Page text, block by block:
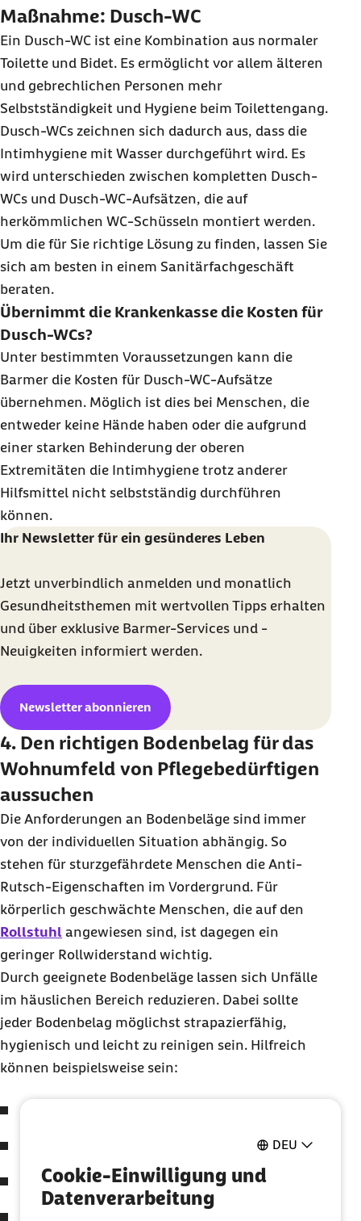
DEU
Cookie-Einwilligung und
Datenverarbeitung
Maßnahme: Dusch-WC
Ein Dusch-WC ist eine Kombination aus normaler
Toilette und Bidet. Es ermöglicht vor allem älteren
und gebrechlichen Personen mehr
Selbstständigkeit und Hygiene beim Toilettengang.
Dusch-WCs zeichnen sich dadurch aus, dass die
Intimhygiene mit Wasser durchgeführt wird. Es
wird unterschieden zwischen kompletten Dusch-
WCs und Dusch-WC-Aufsätzen, die auf
herkömmlichen WC-Schüsseln montiert werden.
Um die für Sie richtige Lösung zu finden, lassen Sie
sich am besten in einem Sanitärfachgeschäft
beraten.
Übernimmt die Krankenkasse die Kosten für
Dusch-WCs?
Unter bestimmten Voraussetzungen kann die
Barmer die Kosten für Dusch-WC-Aufsätze
übernehmen. Möglich ist dies bei Menschen, die
entweder keine Hände haben oder die aufgrund
einer starken Behinderung der oberen
Extremitäten die Intimhygiene trotz anderer
Hilfsmittel nicht selbstständig durchführen
können.
Ihr Newsletter für ein gesünderes Leben
Jetzt unverbindlich anmelden und monatlich
Gesundheitsthemen mit wertvollen Tipps erhalten
und über exklusive Barmer-Services und -
Neuigkeiten informiert werden.
Newsletter abonnieren
4. Den richtigen Bodenbelag für das
Wohnumfeld von Pflegebedürftigen
aussuchen
Die Anforderungen an Bodenbeläge sind immer
von der individuellen Situation abhängig. So
stehen für sturzgefährdete Menschen die Anti-
Rutsch-Eigenschaften im Vordergrund. Für
körperlich geschwächte Menschen, die auf den
Rollstuhl angewiesen sind, ist dagegen ein
geringer Rollwiderstand wichtig.
Durch geeignete Bodenbeläge lassen sich Unfälle
im häuslichen Bereich reduzieren. Dabei sollte
jeder Bodenbelag möglichst strapazierfähig,
hygienisch und leicht zu reinigen sein. Hilfreich
können beispielsweise sein:
Selbstklebender Antirutschbelag für das Bad